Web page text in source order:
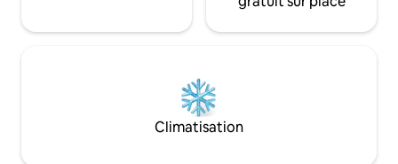
Climatisation